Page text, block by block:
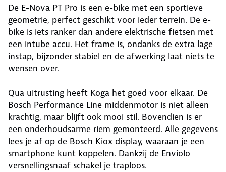
De E-Nova PT Pro is een e-bike met een sportieve
geometrie, perfect geschikt voor ieder terrein. De e-
bike is iets ranker dan andere elektrische fietsen met
een intube accu. Het frame is, ondanks de extra lage
instap, bijzonder stabiel en de afwerking laat niets te
wensen over.
Qua uitrusting heeft Koga het goed voor elkaar. De
Bosch Performance Line middenmotor is niet alleen
krachtig, maar blijft ook mooi stil. Bovendien is er
een onderhoudsarme riem gemonteerd. Alle gegevens
lees je af op de Bosch Kiox display, waaraan je een
smartphone kunt koppelen. Dankzij de Enviolo
versnellingsnaaf schakel je traploos.